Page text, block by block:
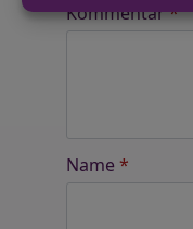
Kommentar*
Name *